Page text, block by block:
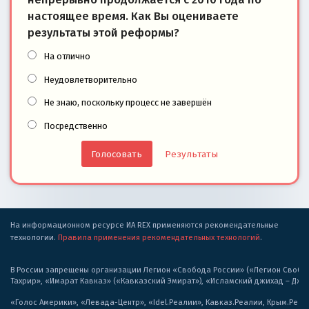
настоящее время. Как Вы оцениваете
результаты этой реформы?
На отлично
Неудовлетворительно
Не знаю, поскольку процесс не завершён
Посредственно
Результаты
На информационном ресурсе ИА REX применяются рекомендательные
технологии. Правила применения рекомендательных технологий.
В России запрещены организации Легион «Свобода России» («Легион
Тахрир», «Имарат Кавказ» («Кавказский Эмират»), «Исламский джихад –
«Голос Америки», «Левада-Центр», «Idel.Реалии», Кавказ.Реалии,